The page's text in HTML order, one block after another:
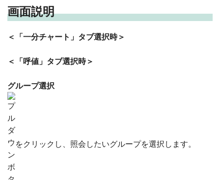
画面説明
＜「一分チャート」タブ選択時＞
＜「呼値」タブ選択時＞
グループ選択
をクリックし、照会したいグループを選択します。